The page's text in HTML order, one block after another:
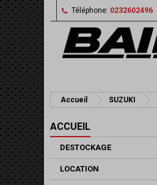
Téléphone: 0232602496
Accueil SUZUKI
ACCUEIL
DESTOCKAGE
LOCATION